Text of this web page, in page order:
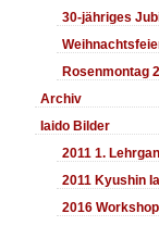
30-jähriges
Rosenmontag
Archiv
Iaido Bilder
2011 1.
2011 Kyushin
2016